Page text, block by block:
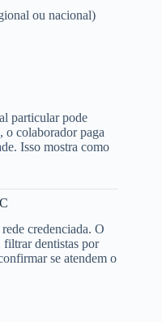
ou nacional)
particular pode
o colaborador paga
Isso mostra como
credenciada. O
filtrar dentistas por
se atendem o